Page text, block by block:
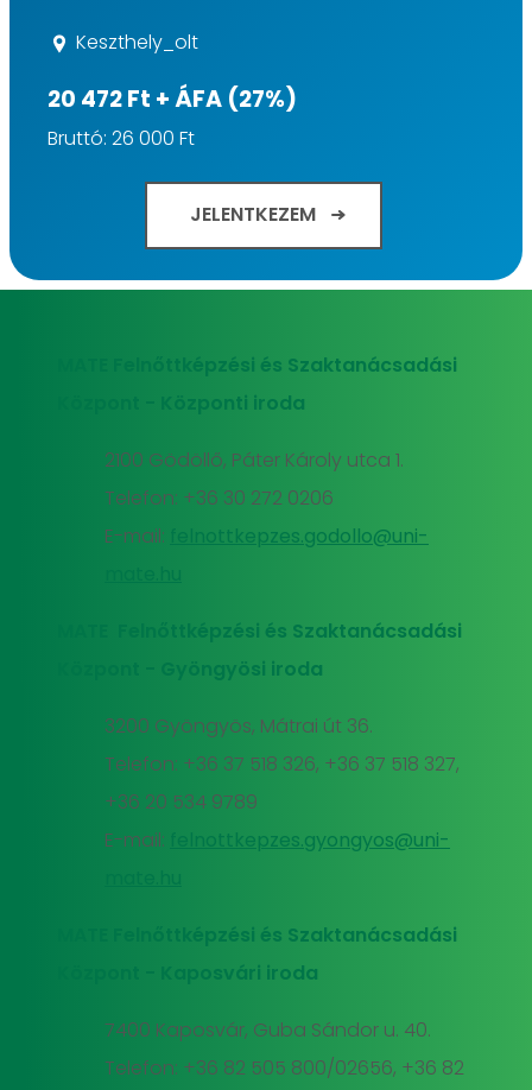
Keszthely_olt
20 472 Ft + ÁFA (27%)
Bruttó: 26 000 Ft
JELENTKEZEM
MATE Felnőttképzési és Szaktanácsadási
Központ - Központi iroda
2100 Gödöllő, Páter Károly utca 1.
Telefon: +36 30 272 0206
E-mail:
felnottkepzes.godollo@uni-
MATE Felnőttképzési és Szaktanácsadási
Központ - Gyöngyösi iroda
3200 Gyöngyös, Mátrai út 36.
Telefon: +36 37 518 326, +36 37 518 327,
+36 20 534 9789
E-mail:
felnottkepzes.gyongyos@uni-
MATE Felnőttképzési és Szaktanácsadási
Központ - Kaposvári iroda
7400 Kaposvár, Guba Sándor u. 40.
Telefon: +36 82 505 800/02656, +36 82